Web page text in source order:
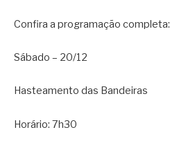
Confira a programação completa:
Sábado – 20/12
Hasteamento das Bandeiras
Horário: 7h30